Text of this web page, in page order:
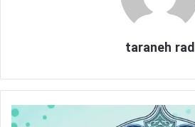
taraneh rad